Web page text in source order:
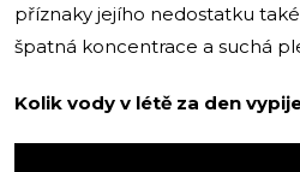
příznaky jejího nedostatku také
špatná koncentrace a suchá
Kolik vody v létě za den